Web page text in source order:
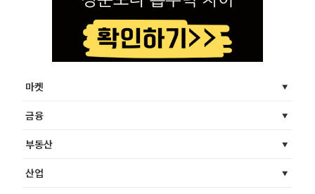
마켓
금융
부동산
산업